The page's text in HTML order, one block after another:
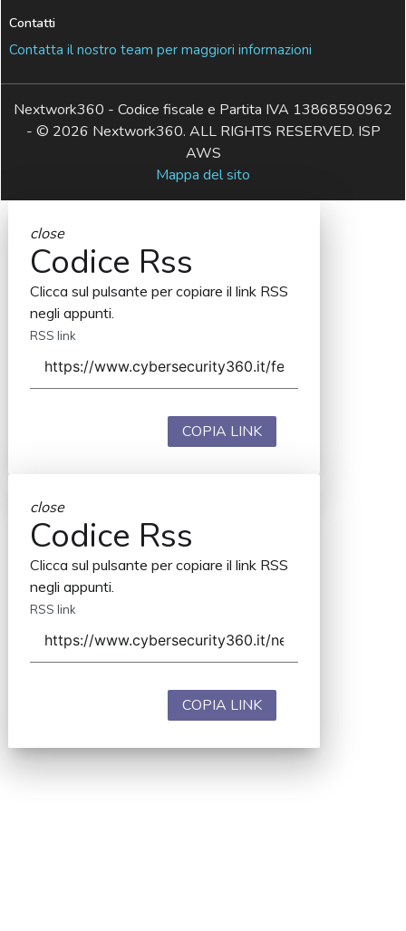
Contatti
Contatta il nostro team per maggiori informazioni
Nextwork360 - Codice fiscale e Partita IVA 13868590962
- © 2026 Nextwork360. ALL RIGHTS RESERVED. ISP
AWS
Mappa del sito
close
Codice Rss
Clicca sul pulsante per copiare il link RSS
negli appunti.
RSS link
COPIA LINK
close
Codice Rss
Clicca sul pulsante per copiare il link RSS
negli appunti.
RSS link
COPIA LINK